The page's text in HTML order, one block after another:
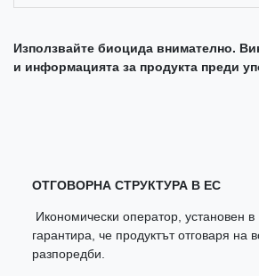
Използвайте биоцида внимателно.
и информацията за продукта преди
ОТГОВОРНА СТРУКТУРА В ЕС
Икономически оператор, установен
гарантира, че продуктът отговаря на
разпоредби.